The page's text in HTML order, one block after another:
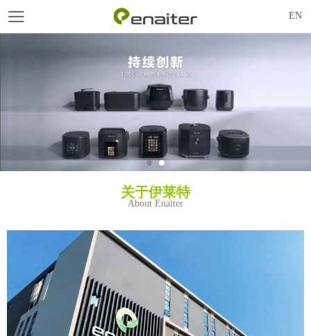
EN
关于伊莱特
About Enaiter